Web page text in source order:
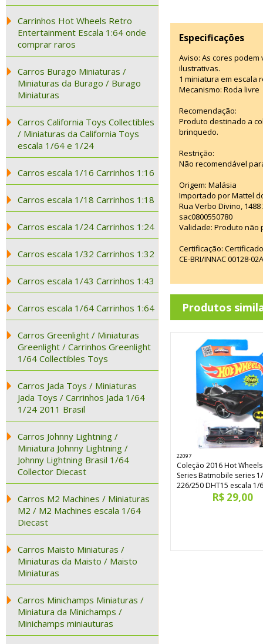
Carrinhos Hot Wheels Retro
Entertainment Escala 1:64 onde
comprar raros
Carros Burago Miniaturas /
Miniaturas da Burago / Burago
Miniaturas
Carros California Toys Collectibles
/ Miniaturas da California Toys
escala 1/64 e 1/24
Carros escala 1/16 Carrinhos 1:16
Carros escala 1/18 Carrinhos 1:18
Carros escala 1/24 Carrinhos 1:24
Carros escala 1/32 Carrinhos 1:32
Carros escala 1/43 Carrinhos 1:43
Carros escala 1/64 Carrinhos 1:64
Carros Greenlight / Miniaturas
Greenlight / Carrinhos Greenlight
1/64 Collectibles Toys
Carros Jada Toys / Miniaturas
Jada Toys / Carrinhos Jada 1/64
1/24 2011 Brasil
Carros Johnny Lightning /
Miniatura Johnny Lightning /
Johnny Lightning Brasil 1/64
Collector Diecast
Carros M2 Machines / Miniaturas
M2 / M2 Machines escala 1/64
Diecast
Carros Maisto Miniaturas /
Miniaturas da Maisto / Maisto
Miniaturas
Carros Minichamps Miniaturas /
Miniatura da Minichamps /
Minichamps miniauturas
Especificações
Aviso: As cores
ilustrativas.
1 miniatura em escala
Mecanismo: Roda livre
Recomendação:
Produto destinado a
brinquedo.
Restrição:
Não recomendável
Origem: Malásia
Importado por Mattel
Rua Verbo Divino,
sac0800550780
Validade: Produto não
Certificação:
CE-BRI/INNAC 00128-
Produtos
22097
Coleção 2016 Hot
Series Batmobile series
226/250 DHT15 escala 1/
R$ 29,00